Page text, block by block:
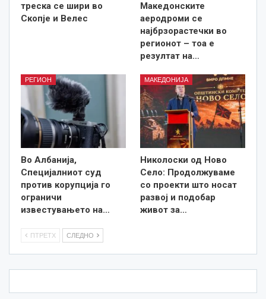
треска се шири во
Скопје и Велес
Македонските
аеродроми се
најбрзорастечки во
регионот – тоа е
резултат на…
РЕГИОН
Во Албанија,
Специјалниот суд
против корупција го
ограничи
известувањето на…
МАКЕДОНИЈА
Николоски од Ново
Село: Продолжуваме
со проекти што носат
развој и подобар
живот за…
ПТРЕТХ СЛЕДНО